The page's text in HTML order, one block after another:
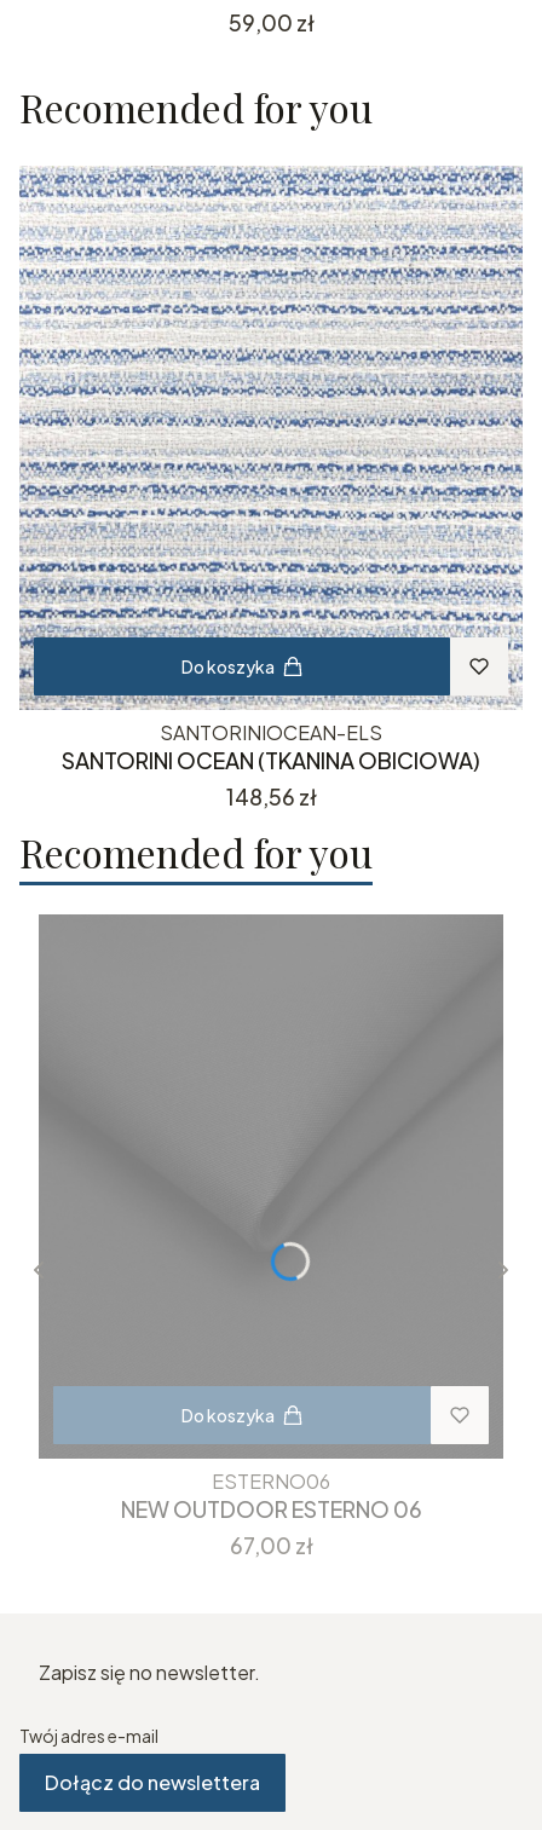
Cena
59,00 zł
Recomended for you
Do koszyka
SANTORINIOCEAN-ELS
SANTORINI OCEAN (TKANINA OBICIOWA)
Cena
148,56 zł
Recomended for you
Do koszyka
ESTERNO06
NEW OUTDOOR ESTERNO 06
Cena
67,00 zł
Zapisz się no newsletter.
Twój adres e-mail
Dołącz do newslettera